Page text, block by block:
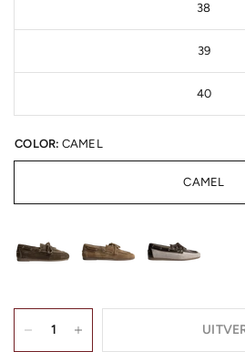
38
39
40
COLOR: CAMEL
CAMEL